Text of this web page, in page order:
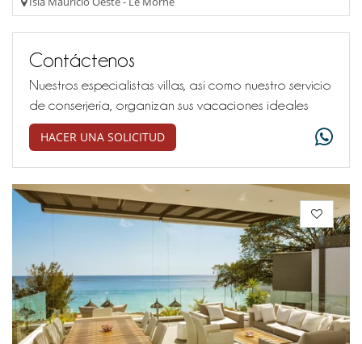
Contáctenos
Nuestros especialistas villas, así como nuestro servicio
de conserjería, organizan sus vacaciones ideales
HACER UNA SOLICITUD